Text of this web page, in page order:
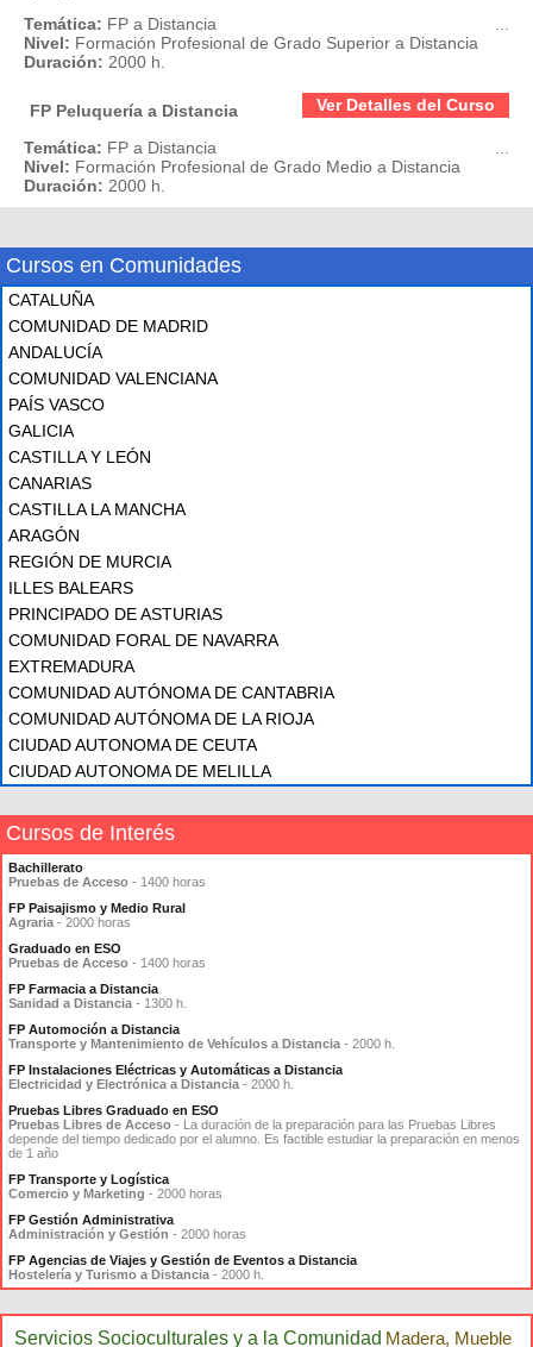
Temática: FP a Distancia
Nivel: Formación Profesional de Grado Superior a Distancia
Duración: 2000 h.
Ver Detalles del Curso
FP Peluquería a Distancia
Temática: FP a Distancia
Nivel: Formación Profesional de Grado Medio a Distancia
Duración: 2000 h.
Cursos en Comunidades
CATALUÑA
COMUNIDAD DE MADRID
ANDALUCÍA
COMUNIDAD VALENCIANA
PAÍS VASCO
GALICIA
CASTILLA Y LEÓN
CANARIAS
CASTILLA LA MANCHA
ARAGÓN
REGIÓN DE MURCIA
ILLES BALEARS
PRINCIPADO DE ASTURIAS
COMUNIDAD FORAL DE NAVARRA
EXTREMADURA
COMUNIDAD AUTÓNOMA DE CANTABRIA
COMUNIDAD AUTÓNOMA DE LA RIOJA
CIUDAD AUTONOMA DE CEUTA
CIUDAD AUTONOMA DE MELILLA
Cursos de Interés
Bachillerato
Pruebas de Acceso - 1400 horas
FP Paisajismo y Medio Rural
Agraria - 2000 horas
Graduado en ESO
Pruebas de Acceso - 1400 horas
FP Farmacia a Distancia
Sanidad a Distancia - 1300 h.
FP Automoción a Distancia
Transporte y Mantenimiento de Vehículos a Distancia - 2000 h.
FP Instalaciones Eléctricas y Automáticas a Distancia
Electricidad y Electrónica a Distancia - 2000 h.
Pruebas Libres Graduado en ESO
Pruebas Libres de Acceso - La duración de la preparación para las Pruebas Libres
depende del tiempo dedicado por el alumno. Es factible estudiar la preparación en menos
de 1 año
FP Transporte y Logística
Comercio y Marketing - 2000 horas
FP Gestión Administrativa
Administración y Gestión - 2000 horas
FP Agencias de Viajes y Gestión de Eventos a Distancia
Hostelería y Turismo a Distancia - 2000 h.
Servicios Socioculturales y a la Comunidad Madera, Mueble